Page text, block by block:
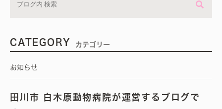
CATEGORY カテゴリー
お知らせ
田川市 白木原動物病院が運営するブログで